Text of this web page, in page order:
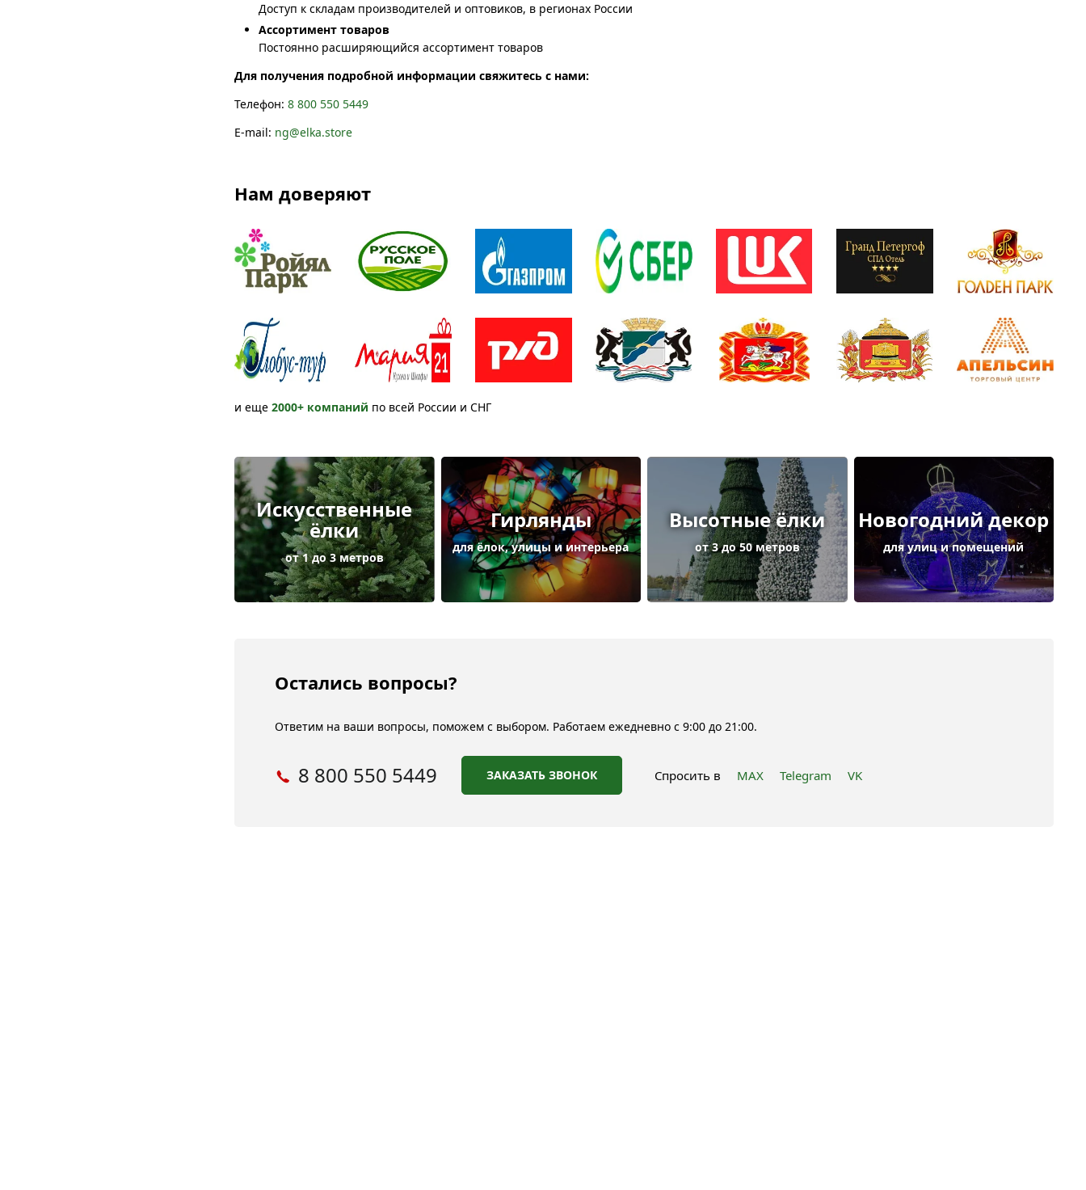
Доступ к складам производителей и оптовиков, в регионах России
Ассортимент товаров
Постоянно расширяющийся ассортимент товаров
Для получения подробной информации свяжитесь с нами:
Телефон: 8 800 550 5449
E-mail: ng@elka.store
Нам доверяют
и еще 2000+ компаний по всей России и СНГ
Искусственные
ёлки
от 1 до 3 метров
Гирлянды
для ёлок, улицы и интерьера
Высотные ёлки
от 3 до 50 метров
Новогодний декор
для улиц и помещений
Остались вопросы?
Ответим на ваши вопросы, поможем с выбором. Работаем ежедневно с 9:00 до 21:00.
8 800 550 5449 ЗАКАЗАТЬ ЗВОНОК Спросить в MAX Telegram VK